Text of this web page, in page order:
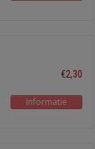
€2,30
Informatie